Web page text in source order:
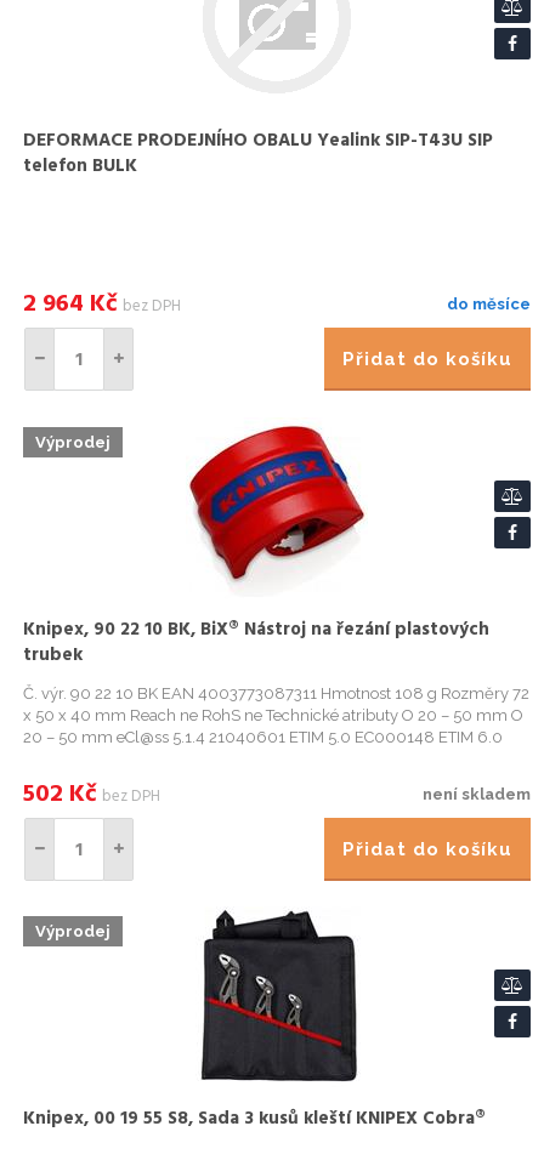
DEFORMACE PRODEJNÍHO OBALU Yealink SIP-T43U SIP
telefon BULK
do měsíce
2 964 Kč bez DPH
Přidat do košíku
Knipex, 90 22 10 BK, BiX® Nástroj na řezání plastových
trubek
Č. výr. 90 22 10 BK EAN 4003773087311 Hmotnost 108 g Rozměry 72
x 50 x 40 mm Reach ne RohS ne Technické atributy O 20 – 50 mm O
20 – 50 mm eCl@ss 5.1.4 21040601 ETIM 5.0 EC000148 ETIM 6.0
není skladem
502 Kč bez DPH
Přidat do košíku
Výprodej
Knipex, 00 19 55 S8, Sada 3 kusů kleští KNIPEX Cobra®
Výprodej